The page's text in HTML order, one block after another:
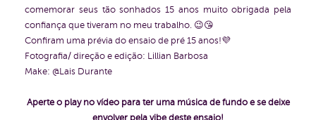
comemorar seus tão sonhados 15 anos muito obrigada pela
confiança que tiveram no meu trabalho. 😉😘
Confiram uma prévia do ensaio de pré 15 anos!💜
Fotografia/ direção e edição: Lillian Barbosa
Make: @Lais Durante
Aperte o play no vídeo para ter uma música de fundo e se deixe
envolver pela vibe deste ensaio!